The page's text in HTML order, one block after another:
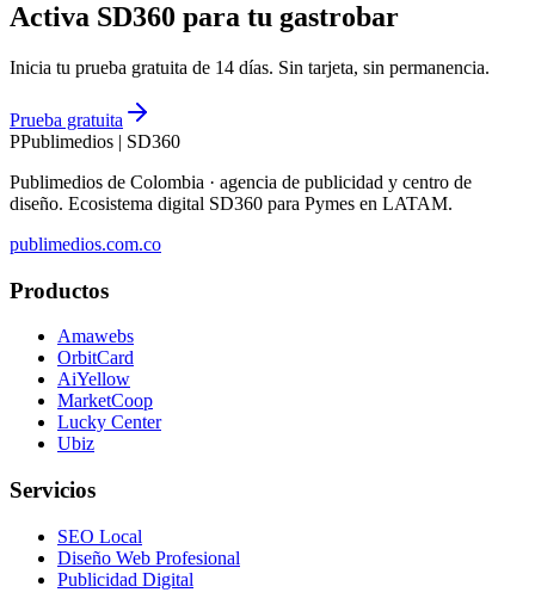
Activa SD360 para tu gastrobar
Inicia tu prueba gratuita de 14 días. Sin tarjeta, sin permanencia.
Prueba gratuita
PPublimedios | SD360
Publimedios de Colombia · agencia de publicidad y centro de
diseño. Ecosistema digital SD360 para Pymes en LATAM.
publimedios.com.co
Productos
Amawebs
OrbitCard
AiYellow
MarketCoop
Lucky Center
Ubiz
Servicios
SEO Local
Diseño Web Profesional
Publicidad Digital